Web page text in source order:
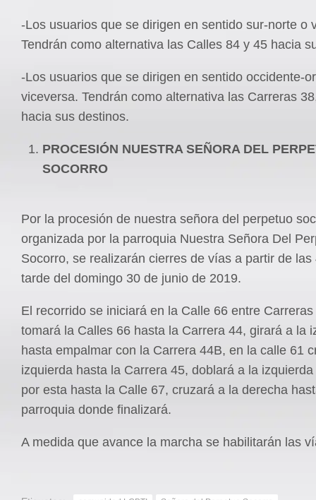
-Los usuarios que se dirigen en sentido sur-norte o
Tendrán como alternativa las Calles 84 y 45 hacia
-Los usuarios que se dirigen en sentido occidente-
viceversa. Tendrán como alternativa las Carreras
hacia sus destinos.
PROCESIÓN NUESTRA SEÑORA DEL
SOCORRO
Por la procesión de nuestra señora del perpetuo
organizada por la parroquia Nuestra Señora Del
Socorro, se realizarán cierres de vías a partir de las
tarde del domingo 30 de junio de 2019.
El recorrido se iniciará en la Calle 66 entre
tomará la Calles 66 hasta la Carrera 44, girará a la
hasta empalmar con la Carrera 44B, en la calle 61
izquierda hasta la Carrera 45, doblará a la
por esta hasta la Calle 67, cruzará a la derecha
parroquia donde finalizará.
A medida que avance la marcha se habilitarán las